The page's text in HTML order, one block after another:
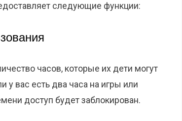
следующие функции:
часов, которые их дети могут
у вас есть два часа на игры или
доступ будет заблокирован.